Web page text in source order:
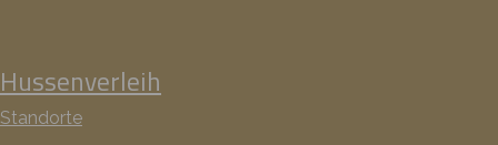
Hussenverleih
Standorte